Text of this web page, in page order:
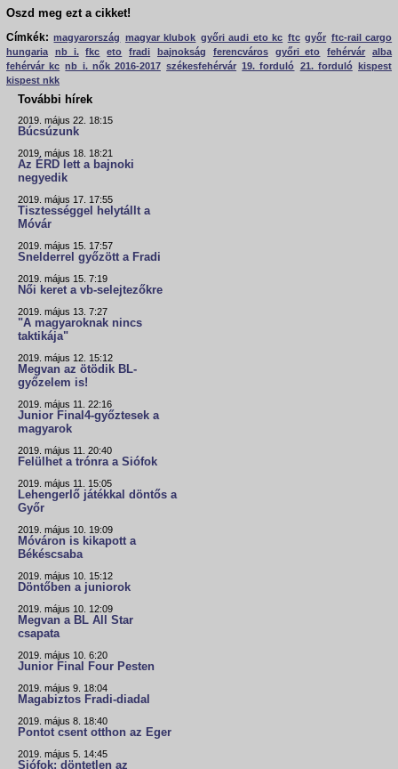
Oszd meg ezt a cikket!
Címkék: magyarország magyar klubok győri audi eto kc ftc győr ftc-rail cargo
hungaria
nb i. fkc eto fradi bajnokság ferencváros győri eto fehérvár
alba
fehérvár kc nb i. nők 2016-2017 székesfehérvár 19. forduló 21. forduló
kispest
kispest nkk
További hírek
2019. május 22. 18:15
Búcsúzunk
2019. május 18. 18:21
Az ÉRD lett a bajnoki
negyedik
2019. május 17. 17:55
Tisztességgel helytállt a
Móvár
2019. május 15. 17:57
Snelderrel győzött a Fradi
2019. május 15. 7:19
Női keret a vb-selejtezőkre
2019. május 13. 7:27
"A magyaroknak nincs
taktikája"
2019. május 12. 15:12
Megvan az ötödik BL-
győzelem is!
2019. május 11. 22:16
Junior Final4-győztesek a
magyarok
2019. május 11. 20:40
Felülhet a trónra a Siófok
2019. május 11. 15:05
Lehengerlő játékkal döntős a
Győr
2019. május 10. 19:09
Móváron is kikapott a
Békéscsaba
2019. május 10. 15:12
Döntőben a juniorok
2019. május 10. 12:09
Megvan a BL All Star
csapata
2019. május 10. 6:20
Junior Final Four Pesten
2019. május 9. 18:04
Magabiztos Fradi-diadal
2019. május 8. 18:40
Pontot csent otthon az Eger
2019. május 5. 14:45
Siófok: döntetlen az